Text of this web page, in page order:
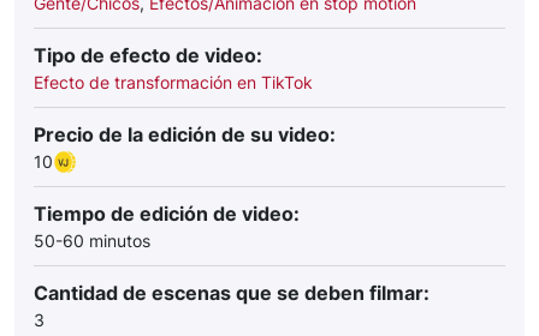
Tipo de efecto de video:
Efecto de transformación en TikTok
Precio de la edición de su video:
10
Tiempo de edición de video:
50-60 minutos
Cantidad de escenas que se deben filmar:
3